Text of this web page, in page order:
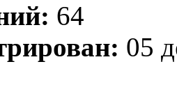
64
05